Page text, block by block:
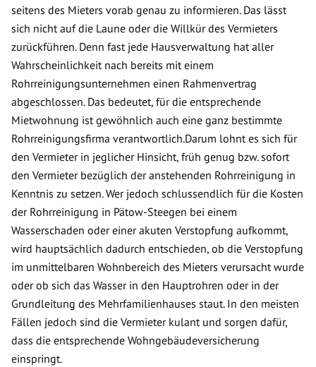
seitens des Mieters vorab genau zu informieren. Das lässt
sich nicht auf die Laune oder die Willkür des Vermieters
zurückführen. Denn fast jede Hausverwaltung hat aller
Wahrscheinlichkeit nach bereits mit einem
Rohrreinigungsunternehmen einen Rahmenvertrag
abgeschlossen. Das bedeutet, für die entsprechende
Mietwohnung ist gewöhnlich auch eine ganz bestimmte
Rohrreinigungsfirma verantwortlich.Darum lohnt es sich für
den Vermieter in jeglicher Hinsicht, früh genug bzw. sofort
den Vermieter bezüglich der anstehenden Rohrreinigung in
Kenntnis zu setzen. Wer jedoch schlussendlich für die Kosten
der Rohrreinigung in Pätow-Steegen bei einem
Wasserschaden oder einer akuten Verstopfung aufkommt,
wird hauptsächlich dadurch entschieden, ob die Verstopfung
im unmittelbaren Wohnbereich des Mieters verursacht wurde
oder ob sich das Wasser in den Hauptrohren oder in der
Grundleitung des Mehrfamilienhauses staut. In den meisten
Fällen jedoch sind die Vermieter kulant und sorgen dafür,
dass die entsprechende Wohngebäudeversicherung
einspringt.